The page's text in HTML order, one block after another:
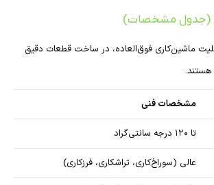
ماشین‌کاری فوق‌العاده، در ساخت قطعات دقیق
مشخصات فنی
تا ۱۲۰ درجه سانتی‌گراد
عالی (سوراخ‌کاری، تراشکاری، فرزکاری)